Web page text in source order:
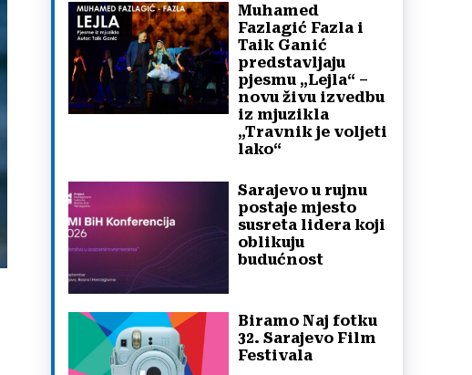
Muhamed
Fazlagić Fazla i
Taik Ganić
predstavljaju
pjesmu „Lejla“ –
novu živu izvedbu
iz mjuzikla
„Travnik je voljeti
lako“
Sarajevo u rujnu
postaje mjesto
susreta lidera koji
oblikuju
budućnost
Biramo Naj fotku
32. Sarajevo Film
Festivala